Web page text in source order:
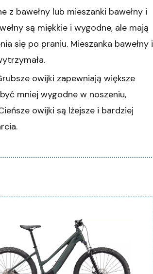
z bawełny lub mieszanki bawełny i
są miękkie i wygodne, ale mają
się po praniu. Mieszanka bawełny i
owijki zapewniają większe
mniej wygodne w noszeniu,
owijki są lżejsze i bardziej